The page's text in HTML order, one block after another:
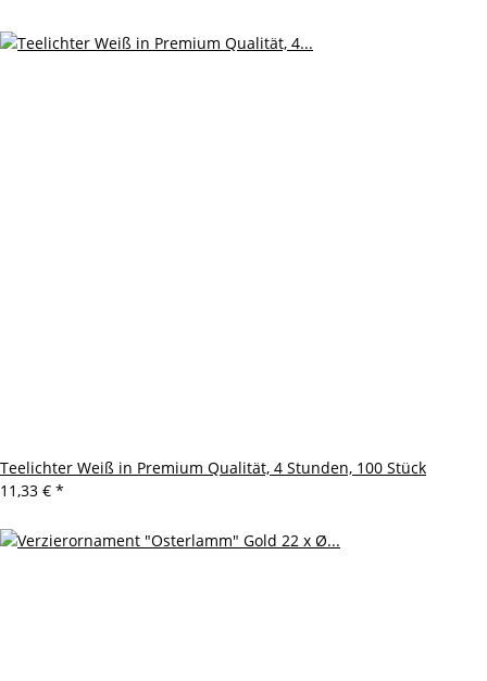
Teelichter Weiß in Premium Qualität, 4 Stunden, 100 Stück
11,33 € *